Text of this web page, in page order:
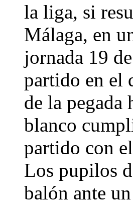
la liga, si
Málaga, en
jornada 19
partido en el
de la
blanco
partido con
Los pupilos
balón ante